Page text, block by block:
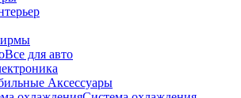
Все для авто
Аксессуары